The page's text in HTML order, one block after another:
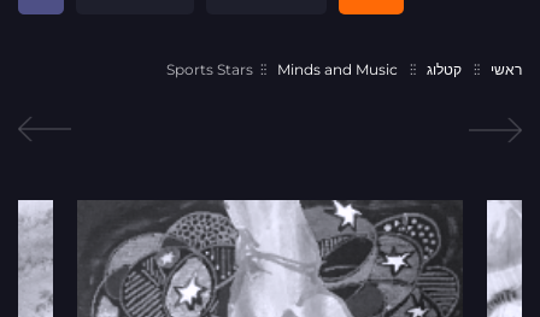
ראשי קטלוג Minds and Music
Sports Stars